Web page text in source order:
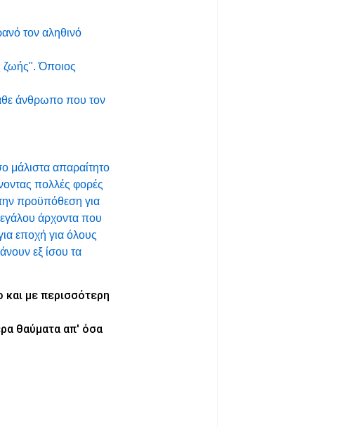
τον αληθινό
ζωής". Όποιος
άνθρωπο που τον
μάλιστα απαραίτητο
πολλές φορές
την προϋπόθεση για
άρχοντα που
εποχή για όλους
εξ ίσου τα
και με περισσότερη
θαύματα απ' όσα